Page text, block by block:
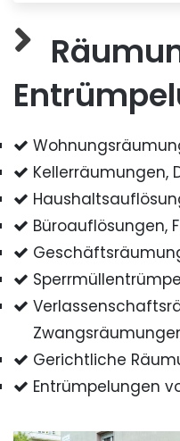
Kellerräumungen,
Büroauflösungen,
Gerichtliche
Entrümpelungen